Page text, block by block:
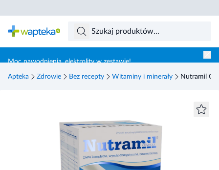
Moc nawodnienia, elektrolity w zestawie!
Apteka Zdrowie Bez recepty Witaminy i minerały Nutramil